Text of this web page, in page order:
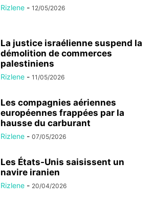
Rizlene - 12/05/2026
La justice israélienne suspend la
démolition de commerces
palestiniens
Rizlene - 11/05/2026
Les compagnies aériennes
européennes frappées par la
hausse du carburant
Rizlene - 07/05/2026
Les États-Unis saisissent un
navire iranien
Rizlene - 20/04/2026